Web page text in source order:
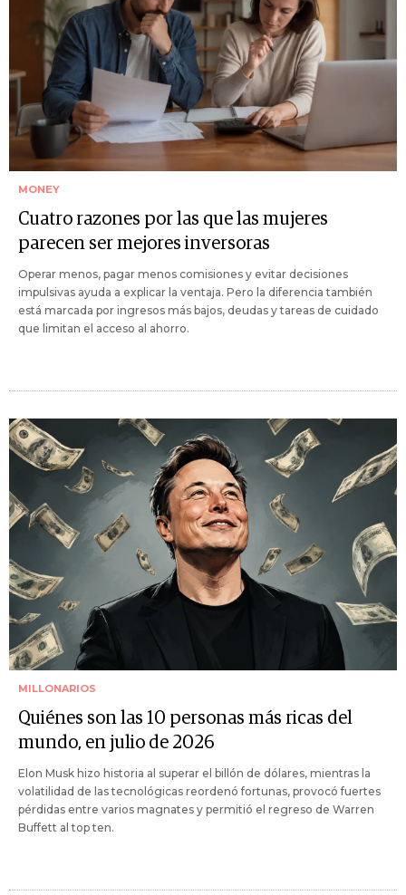
MONEY
Cuatro razones por las que las mujeres
parecen ser mejores inversoras
Operar menos, pagar menos comisiones y evitar decisiones
impulsivas ayuda a explicar la ventaja. Pero la diferencia también
está marcada por ingresos más bajos, deudas y tareas de cuidado
que limitan el acceso al ahorro.
MILLONARIOS
Quiénes son las 10 personas más ricas del
mundo, en julio de 2026
Elon Musk hizo historia al superar el billón de dólares, mientras la
volatilidad de las tecnológicas reordenó fortunas, provocó fuertes
pérdidas entre varios magnates y permitió el regreso de Warren
Buffett al top ten.